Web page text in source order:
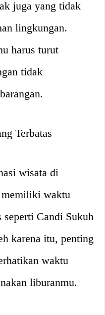
juga yang tidak
lingkungan.
harus turut
tidak
Terbatas
wisata di
memiliki waktu
seperti Candi Sukuh
karena itu, penting
waktu
liburanmu.